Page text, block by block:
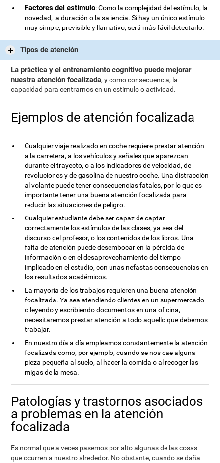
Factores del estímulo: Como la complejidad del estímulo, la
novedad, la duración o la saliencia. Si hay un único estímulo
muy simple, previsible y llamativo, será más fácil detectarlo.
Tipos de atención
La práctica y el entrenamiento cognitivo puede mejorar
nuestra atención focalizada, y como consecuencia, la
capacidad para centrarnos en un estímulo o actividad.
Ejemplos de atención focalizada
Cualquier viaje realizado en coche requiere prestar atención
a la carretera, a los vehículos y señales que aparezcan
durante el trayecto, o a los indicadores de velocidad, de
revoluciones y de gasolina de nuestro coche. Una distracción
al volante puede tener consecuencias fatales, por lo que es
importante tener una buena atención focalizada para
reducir las situaciones de peligro.
Cualquier estudiante debe ser capaz de captar
correctamente los estímulos de las clases, ya sea del
discurso del profesor, o los contenidos de los libros. Una
falta de atención puede desembocar en la pérdida de
información o en el desaprovechamiento del tiempo
implicado en el estudio, con unas nefastas consecuencias en
los resultados académicos.
La mayoría de los trabajos requieren una buena atención
focalizada. Ya sea atendiendo clientes en un supermercado
o leyendo y escribiendo documentos en una oficina,
necesitaremos prestar atención a todo aquello que debemos
trabajar.
En nuestro día a día empleamos constantemente la atención
focalizada como, por ejemplo, cuando se nos cae alguna
pieza pequeña al suelo, al hacer la comida o al recoger las
migas de la mesa.
Patologías y trastornos asociados
a problemas en la atención
focalizada
Es normal que a veces pasemos por alto algunas de las cosas
que ocurren a nuestro alrededor. No obstante, cuando se daña